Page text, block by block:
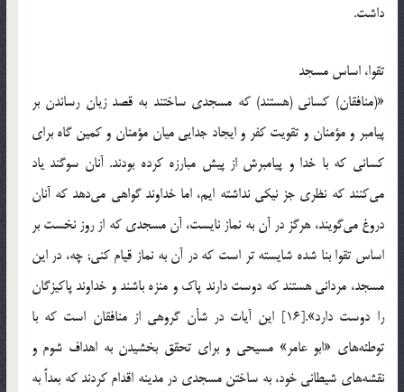
داشت.
تقوا، اساس مسجد
«(منافقان) كساني (هستند) كه مسجدي ساختند به قصد زيان رساندن بر
پيامبر و مؤمنان و تقويت كفر و ايجاد جدايي ميان مؤمنان و كمين گاه براي
كساني كه با خدا و پيامبرش از پيش مبارزه كرده بودند. آنان سوگند ياد
مي‌كنند كه نظري جز نيكي نداشته ايم، اما خداوند گواهي مي‌دهد كه آنان
دروغ مي‌گويند، هرگز در آن به نماز نايست، آن مسجدي كه از روز نخست بر
اساس تقوا بنا شده شايسته تر است كه در آن به نماز قيام كني; چه، در اين
مسجد، مرداني هستند كه دوست دارند پاك و منزه باشند و خداوند پاكيزگان
را دوست دارد».[16] اين آيات در شأن گروهي از منافقان است كه با
توطئه‌هاي «ابو عامر» مسيحي و براي تحقق بخشيدن به اهداف شوم و
نقشه‌هاي شيطاني خود، به ساختن مسجدي در مدينه اقدام كردند كه بعداً به